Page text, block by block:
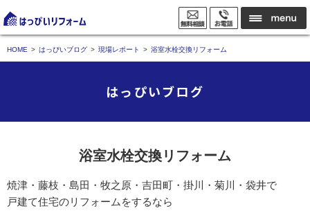
HOME はっぴいブログ 現場レポート 浴室水栓交換リフォーム
はっぴいブログ
浴室水栓交換リフォーム
焼津・藤枝・島田・牧之原・吉田町・掛川・菊川・袋井で
戸建て住宅のリフォームをするなら